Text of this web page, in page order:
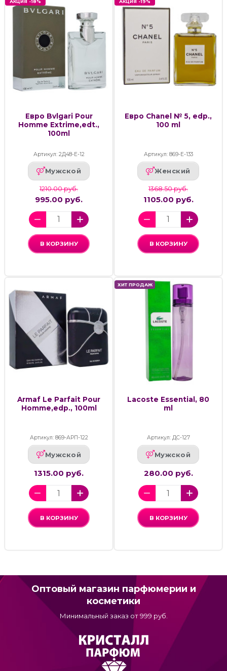
АКЦИЯ -18%
Евро Bvlgari Pour
Homme Extrime,edt.,
100ml
Артикул: 2Д48-Е-12
Мужской
1210.00 руб.
995.00 руб.
В КОРЗИНУ
АКЦИЯ -19%
Евро Chanel № 5, edp.,
100 ml
Артикул: 869-Е-133
Женский
1368.50 руб.
1105.00 руб.
В КОРЗИНУ
Armaf Le Parfait Pour
Homme,edp., 100ml
Артикул: 869-АРП-122
Мужской
1315.00 руб.
В КОРЗИНУ
ХИТ ПРОДАЖ
Lacoste Essential, 80
ml
Артикул: ДС-127
Мужской
280.00 руб.
В КОРЗИНУ
Оптовый магазин парфюмерии и
косметики
Минимальный заказ от 999 руб.